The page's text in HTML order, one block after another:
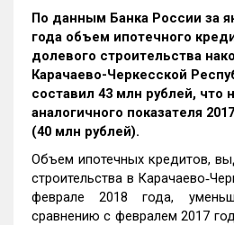
По данным Банка России за
года объем ипотечного
долевого строительства
Карачаево-Черкесской
составил 43 млн рублей, что
аналогичного показателя
(40 млн рублей).
Объем ипотечных кредитов,
строительства в
феврале 2018 года,
сравнению с февралем 2017